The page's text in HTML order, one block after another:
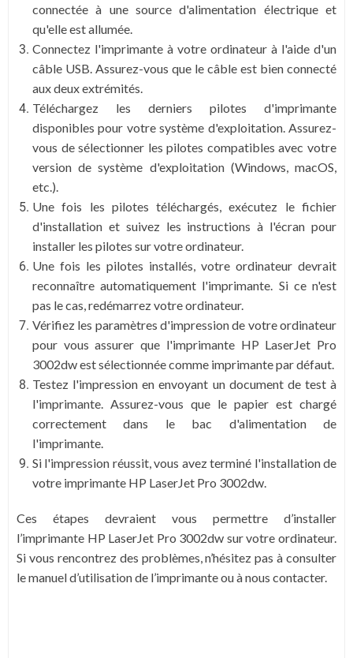
connectée à une source d'alimentation électrique et
qu'elle est allumée.
Connectez l'imprimante à votre ordinateur à l'aide d'un
câble USB. Assurez-vous que le câble est bien connecté
aux deux extrémités.
Téléchargez les derniers pilotes d'imprimante
disponibles pour votre système d'exploitation. Assurez-
vous de sélectionner les pilotes compatibles avec votre
version de système d'exploitation (Windows, macOS,
etc.).
Une fois les pilotes téléchargés, exécutez le fichier
d'installation et suivez les instructions à l'écran pour
installer les pilotes sur votre ordinateur.
Une fois les pilotes installés, votre ordinateur devrait
reconnaître automatiquement l'imprimante. Si ce n'est
pas le cas, redémarrez votre ordinateur.
Vérifiez les paramètres d'impression de votre ordinateur
pour vous assurer que l'imprimante HP LaserJet Pro
3002dw est sélectionnée comme imprimante par défaut.
Testez l'impression en envoyant un document de test à
l'imprimante. Assurez-vous que le papier est chargé
correctement dans le bac d'alimentation de
l'imprimante.
Si l'impression réussit, vous avez terminé l'installation de
votre imprimante HP LaserJet Pro 3002dw.
Ces étapes devraient vous permettre d’installer
l’imprimante HP LaserJet Pro 3002dw sur votre ordinateur.
Si vous rencontrez des problèmes, n’hésitez pas à consulter
le manuel d’utilisation de l’imprimante ou à nous contacter.